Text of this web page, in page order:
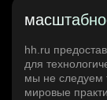
hh.ru
для
мы не следуем
мировые